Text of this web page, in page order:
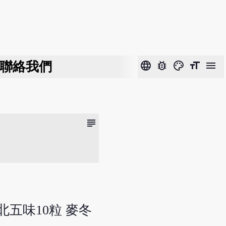
絡我們 language bug_report color_lens format_size menu
subject
五味10粒 麥冬